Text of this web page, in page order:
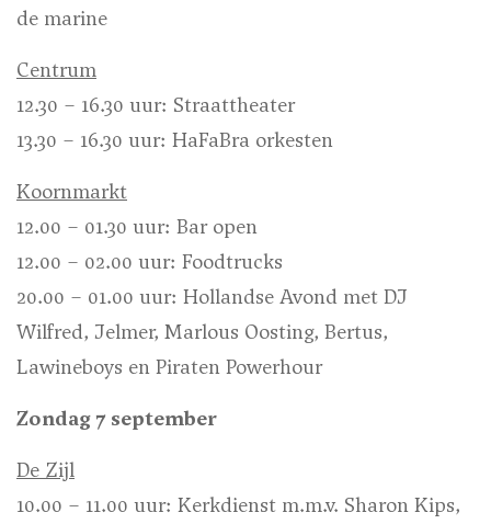
de marine
Centrum
12.30 – 16.30 uur: Straattheater
13.30 – 16.30 uur: HaFaBra orkesten
Koornmarkt
12.00 – 01.30 uur: Bar open
12.00 – 02.00 uur: Foodtrucks
20.00 – 01.00 uur: Hollandse Avond met DJ
Wilfred, Jelmer, Marlous Oosting, Bertus,
Lawineboys en Piraten Powerhour
Zondag 7 september
De Zijl
10.00 – 11.00 uur: Kerkdienst m.m.v. Sharon Kips,